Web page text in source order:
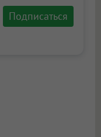
Подписаться